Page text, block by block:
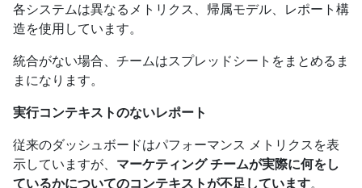
各システムは異なるメトリクス、帰属モデル、レポート構
造を使用しています。
統合がない場合、チームはスプレッドシートをまとめるま
まになります。
実行コンテキストのないレポート
従来のダッシュボードはパフォーマンス メトリクスを表
示していますが、 マーケティング チームが実際に何をし
ているかについてのコンテキストが不足しています。